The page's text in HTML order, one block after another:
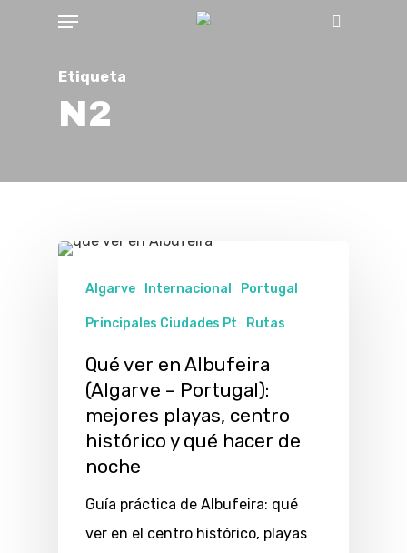
Menu
Etiqueta
N2
Algarve Internacional Portugal
Principales Ciudades Pt Rutas
Qué ver en Albufeira
(Algarve – Portugal):
mejores playas, centro
histórico y qué hacer de
noche
Guía práctica de Albufeira: qué
ver en el centro histórico, playas